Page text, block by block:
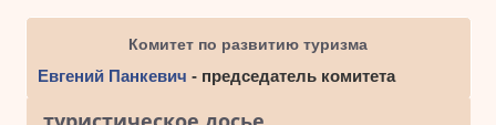
Комитет по развитию туризма
Евгений Панкевич - председатель комитета